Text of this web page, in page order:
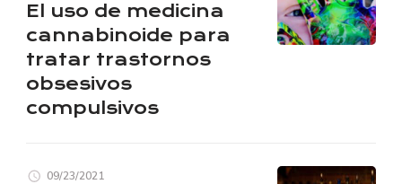
El uso de medicina
cannabinoide para
tratar trastornos
obsesivos
compulsivos
09/23/2021